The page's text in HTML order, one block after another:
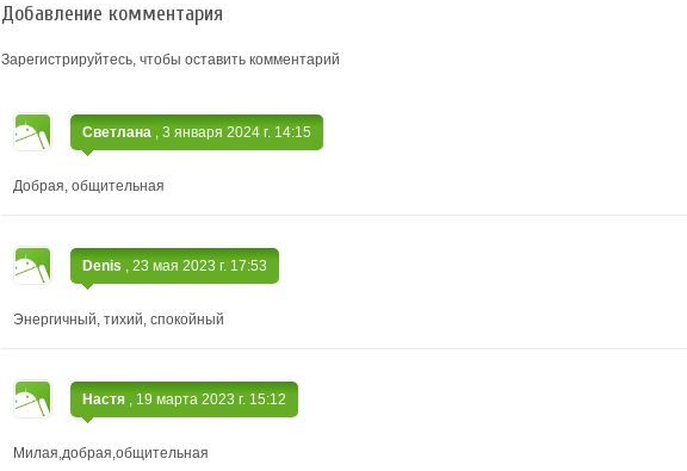
Добавление комментария
Зарегистрируйтесь, чтобы оставить комментарий
Светлана , 3 января 2024 г. 14:15
Добрая, общительная
Denis , 23 мая 2023 г. 17:53
Энергичный, тихий, спокойный
Настя , 19 марта 2023 г. 15:12
Милая,добрая,общительная